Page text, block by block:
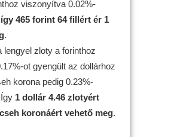
viszonyítva 0.02%-
így 465 forint 64 fillért ér 1
.
lengyel zloty a forinthoz
ot gyengült az dollárhoz
korona pedig 0.23%-
1 dollár 4.46 zlotyért
koronáért vehető meg.